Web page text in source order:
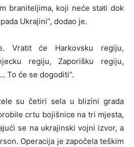
braniteljima, koji neće stati dok
Ukrajini”, dodao je.
Vratit će Harkovsku regiju,
regiju, Zaporišku regiju,
To će se dogoditi”.
su četiri sela u blizini grada
crtu bojišnice na tri mjesta,
se na ukrajinski vojni izvor, a
Operacija je započela teškim